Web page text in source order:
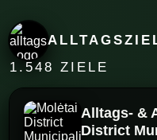
1.548 ZIELE
Alltags- &
District